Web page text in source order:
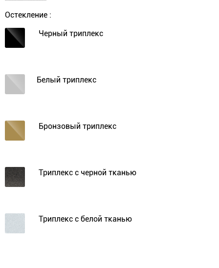
Остекление :
Черный триплекс
Белый триплекс
Бронзовый триплекс
Триплекс с черной тканью
Триплекс с белой тканью